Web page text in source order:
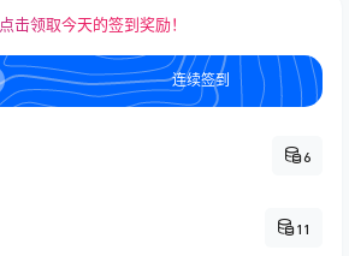
点击领取今天的签到奖励！
连续签到
6
11